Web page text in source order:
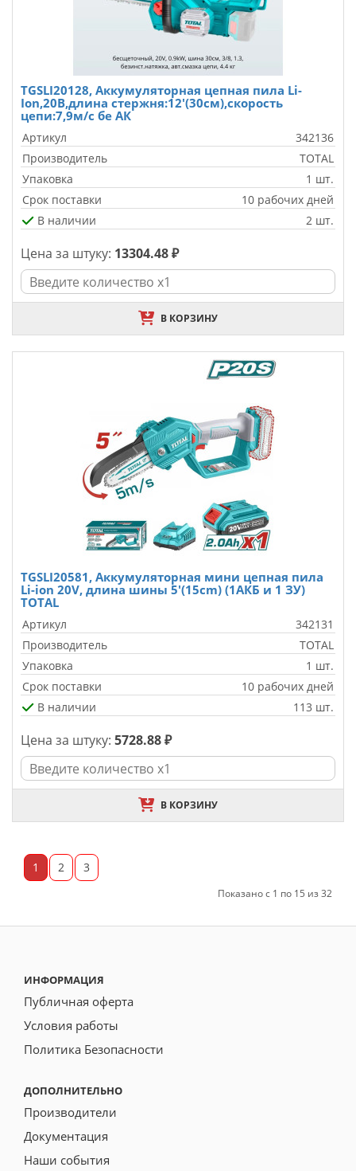
TGSLI20128, Аккумуляторная цепная пила Li-
Ion,20В,длина стержня:12'(30см),скорость
цепи:7,9м/с бе АК
Артикул
342136
Производитель
TOTAL
Упаковка
1 шт.
Срок поставки
10 рабочих дней
В наличии
2 шт.
Цена за штуку: 13304.48 ₽
В КОРЗИНУ
TGSLI20581, Аккумуляторная мини цепная пила
Li-ion 20V, длина шины 5'(15cm) (1АКБ и 1 ЗУ)
TOTAL
Артикул
342131
Производитель
TOTAL
Упаковка
1 шт.
Срок поставки
10 рабочих дней
В наличии
113 шт.
Цена за штуку: 5728.88 ₽
В КОРЗИНУ
1 2 3
Показано с 1 по 15 из 32
ИНФОРМАЦИЯ
Публичная оферта
Условия работы
Политика Безопасности
ДОПОЛНИТЕЛЬНО
Производители
Документация
Наши события